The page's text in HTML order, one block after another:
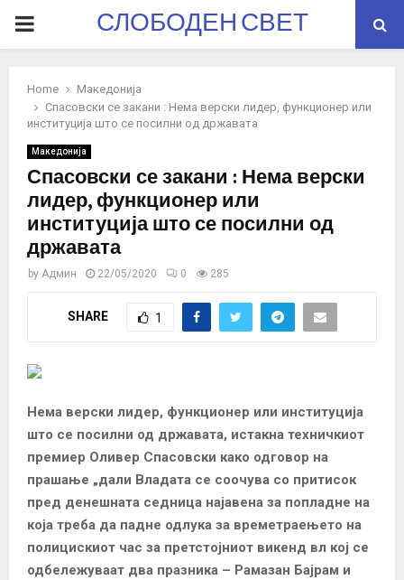
PRIMARYСЛОБОДЕН СВЕТ
Home
Македонија
Спасовски се закани : Нема верски лидер, функционер или
институција што се посилни од државата
Македонија
Спасовски се закани : Нема верски
лидер, функционер или
институција што се посилни од
државата
by Админ 22/05/2020 0 285
SHARE 1
Нема верски лидер, функционер или институција
што се посилни од државата, истакна техничкиот
премиер Оливер Спасовски како одговор на
прашање „дали Владата се соочува со притисок
пред денешната седница најавена за попладне на
која треба да падне одлука за времетраењето на
полицискиот час за претстојниот викенд вл кој се
одбележуваат два празника – Рамазан Бајрам и